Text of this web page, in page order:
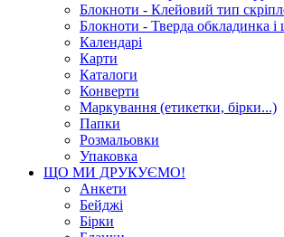
Блокноти - Клейовий тип
Блокноти - Тверда обкладинка
Календарі
Карти
Каталоги
Конверти
Маркування (етикетки, бірки...)
Папки
Розмальовки
Упаковка
ЩО МИ ДРУКУЄМО!
Анкети
Бейджі
Бірки